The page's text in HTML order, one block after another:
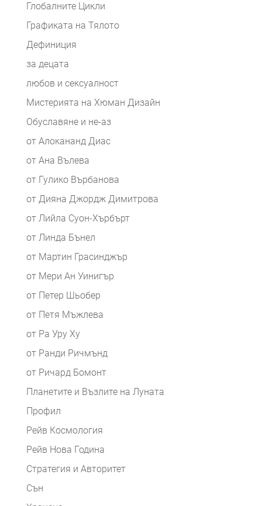
Глобалните Цикли
Графиката на Тялото
Дефиниция
за децата
любов и сексуалност
Мистерията на Хюман Дизайн
Обуславяне и не-аз
от Алокананд Диас
от Ана Вълева
от Гулико Върбанова
от Дияна Джордж Димитрова
от Лийла Суон-Хърбърт
от Линда Бънел
от Мартин Грасинджър
от Мери Ан Уинигър
от Петер Шьобер
от Петя Мъжлева
от Ра Уру Ху
от Ранди Ричмънд
от Ричард Бомонт
Планетите и Възлите на Луната
Профил
Рейв Космология
Рейв Нова Година
Стратегия и Авторитет
Сън